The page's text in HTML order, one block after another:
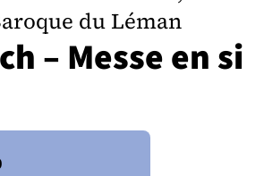
du Léman
– Messe en si